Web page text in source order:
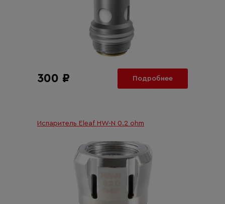
300 ₽ Подробнее
Испаритель Eleaf HW-N 0.2 ohm